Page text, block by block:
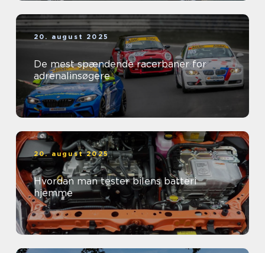
20. august 2025
De mest spændende racerbaner for
adrenalinsøgere
20. august 2025
Hvordan man tester bilens batteri
hjemme